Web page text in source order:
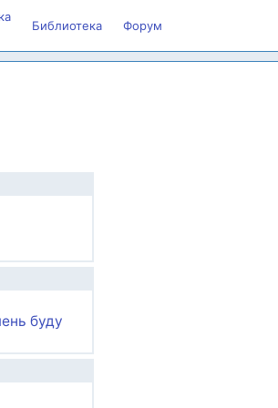
Библиотека Форум
буду